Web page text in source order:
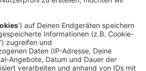
ohne Rassismus" ist ein
dem über 3.000 Schulen
gehören unter anderem
Gymnasium und das
dazu.Mehr dazu